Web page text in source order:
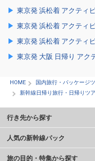
東京発 浜松着 アクティ
東京発 浜松着 アクティ
東京発 浜松着 アクティ
東京発 大阪 日帰り アク
HOME
国内旅行・パッケージ
新幹線日帰り旅行・日帰りツ
行き先から探す
人気の新幹線パック
旅の目的・特集から探す